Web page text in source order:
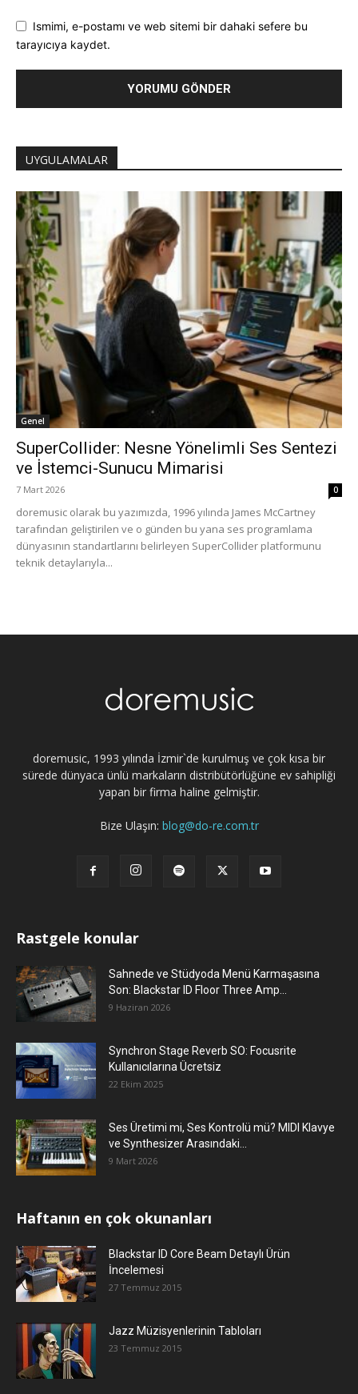
Ismimi, e-postamı ve web sitemi bir dahaki sefere bu
tarayıcıya kaydet.
UYGULAMALAR
Genel
SuperCollider: Nesne Yönelimli Ses Sentezi
ve İstemci-Sunucu Mimarisi
7 Mart 2026 0
doremusic olarak bu yazımızda, 1996 yılında James McCartney
tarafından geliştirilen ve o günden bu yana ses programlama
dünyasının standartlarını belirleyen SuperCollider platformunu
teknik detaylarıyla...
doremusic, 1993 yılında İzmir`de kurulmuş ve çok kısa bir
sürede dünyaca ünlü markaların distribütörlüğüne ev sahipliği
yapan bir firma haline gelmiştir.
Bize Ulaşın: blog@do-re.com.tr
Rastgele konular
Sahnede ve Stüdyoda Menü Karmaşasına
Son: Blackstar ID Floor Three Amp...
9 Haziran 2026
Synchron Stage Reverb SO: Focusrite
Kullanıcılarına Ücretsiz
22 Ekim 2025
Ses Üretimi mi, Ses Kontrolü mü? MIDI Klavye
ve Synthesizer Arasındaki...
9 Mart 2026
Haftanın en çok okunanları
Blackstar ID Core Beam Detaylı Ürün
İncelemesi
27 Temmuz 2015
Jazz Müzisyenlerinin Tabloları
23 Temmuz 2015